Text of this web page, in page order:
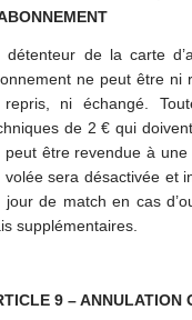
détenteur de la carte
ne peut être ni
ni échangé.
de 2 € qui
peut être revendue à
volée sera désactivée et
jour de match en cas
supplémentaires.
9 –ANNULATION